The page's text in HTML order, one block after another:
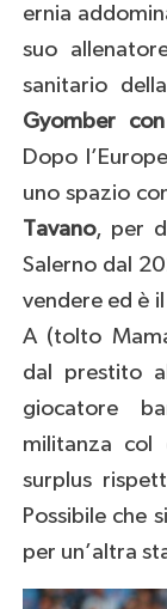
ernia
suo
sanitario
Gyomber
Dopo
uno spazio
Tavano, per
Salerno dal
vendere ed è
A (tolto
dal prestito
giocatore
militanza col
surplus
Possibile che
per un’altra